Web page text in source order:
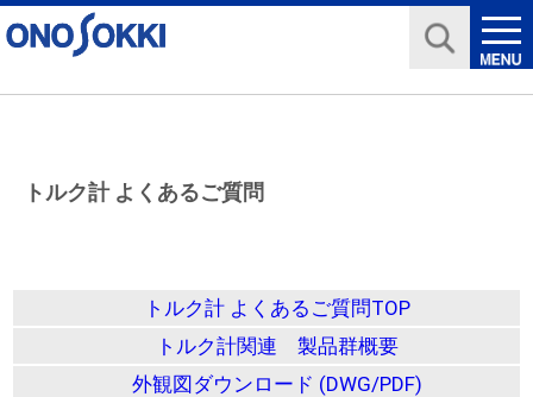
トルク計 よくあるご質問
トルク計 よくあるご質問TOP
トルク計関連 製品群概要
外観図ダウンロード (DWG/PDF)